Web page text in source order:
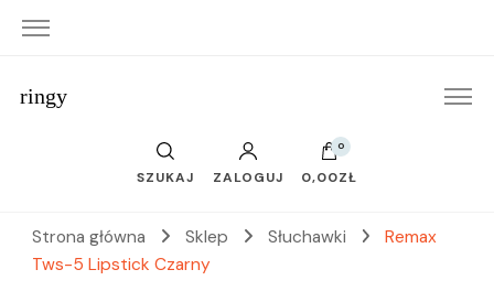
ringy
SZUKAJ ZALOGUJ
0
0,00ZŁ
Strona główna Sklep Słuchawki
Remax
Tws-5 Lipstick Czarny